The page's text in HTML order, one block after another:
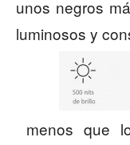
unos negros
luminosos y
menos que